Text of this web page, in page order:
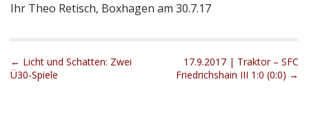
Ihr Theo Retisch, Boxhagen am 30.7.17
P
o
← Licht und Schatten: Zwei
Ü30-Spiele
17.9.2017 | Traktor – SFC
Friedrichshain III 1:0 (0:0) →